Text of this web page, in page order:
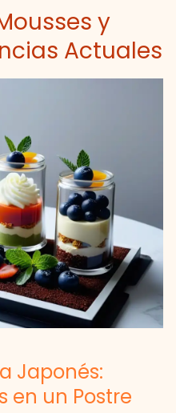
y
Actuales
Japonés:
en un Postre